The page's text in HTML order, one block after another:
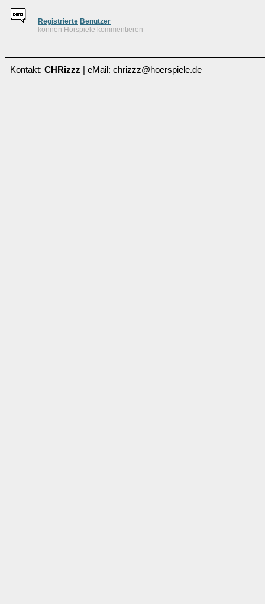
Registrierte Benutzer
können Hörspiele kommentieren
Kontakt: CHRizzz | eMail: chrizzz@hoerspiele.de